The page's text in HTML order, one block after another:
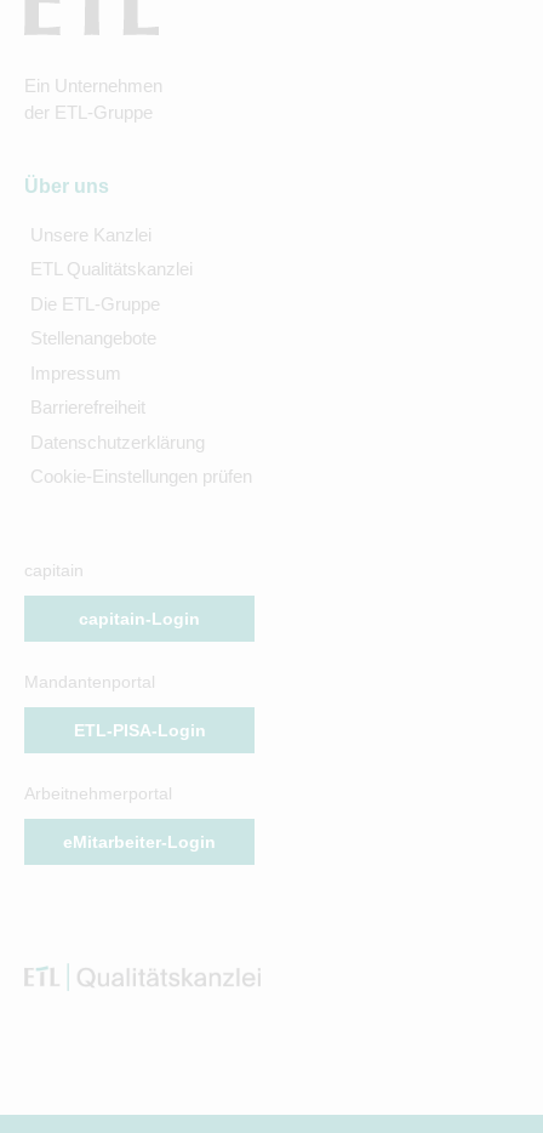
Ein Unternehmen
der ETL-Gruppe
Über uns
Unsere Kanzlei
ETL Qualitätskanzlei
Die ETL-Gruppe
Stellenangebote
Impressum
Barrierefreiheit
Datenschutzerklärung
Cookie-Einstellungen prüfen
capitain
capitain-Login
Mandantenportal
ETL-PISA-Login
Arbeitnehmerportal
eMitarbeiter-Login